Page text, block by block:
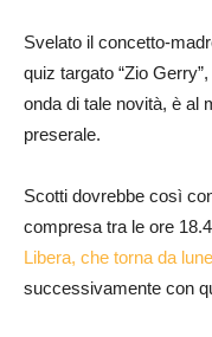
Svelato il concetto-
quiz targato “Zio
onda di tale novità, è al
preserale.
Scotti dovrebbe così
compresa tra le ore
Libera, che torna da
successivamente con